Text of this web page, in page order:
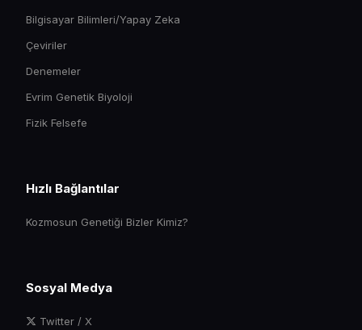
Bilgisayar Bilimleri/Yapay Zeka
Çeviriler
Denemeler
Evrim Genetik Biyoloji
Fizik Felsefe
Hızlı Bağlantılar
Kozmosun Genetiği Bizler Kimiz?
Sosyal Medya
Twitter / X